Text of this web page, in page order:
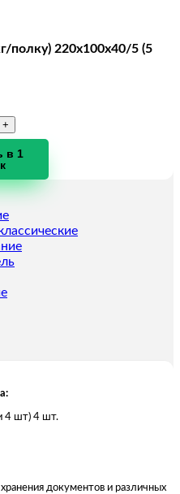
полку) 220х100х40/5 (5
в 1
4 шт) 4 шт.
документов и различных